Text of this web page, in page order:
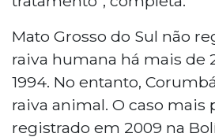
Mato Grosso do Sul não
raiva humana há mais de
1994. No entanto,
raiva animal. O caso mais
registrado em 2009 na